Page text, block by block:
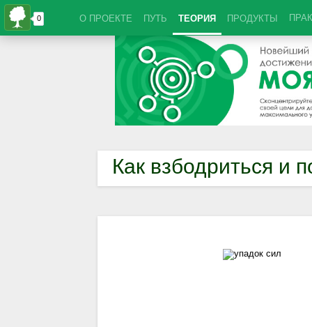
О ПРОЕКТЕ ПУТЬ ТЕОРИЯ ПРОДУКТЫ
Как взбодриться и